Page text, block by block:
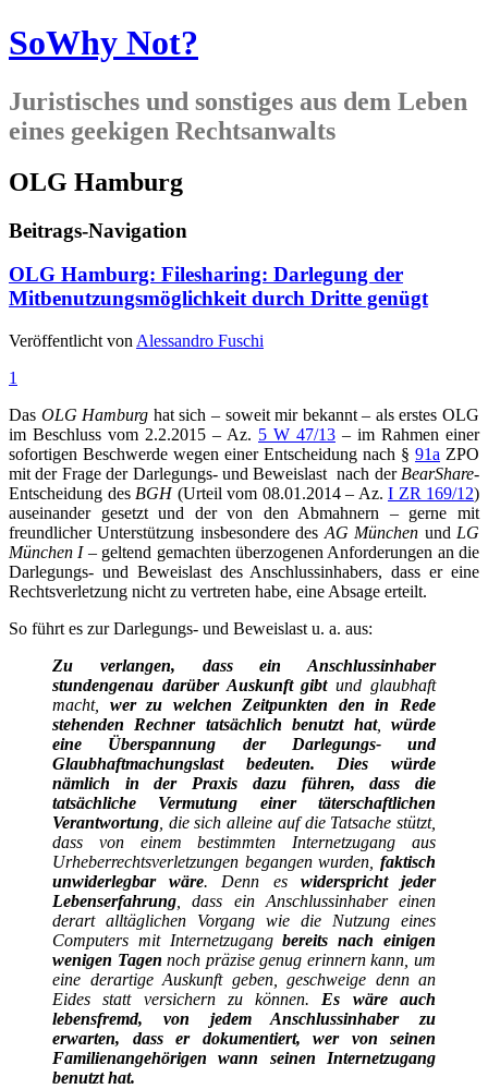
SoWhy Not?
Juristisches und sonstiges aus dem Leben
eines geekigen Rechtsanwalts
OLG Hamburg
Beitrags-Navigation
OLG Hamburg: Filesharing: Darlegung der
Mitbenutzungsmöglichkeit durch Dritte genügt
Veröffentlicht von Alessandro Fuschi
1
Das OLG Hamburg hat sich – soweit mir bekannt – als erstes OLG
im Beschluss vom 2.2.2015 – Az. 5 W 47/13 – im Rahmen einer
sofortigen Beschwerde wegen einer Entscheidung nach § 91a ZPO
mit der Frage der Darlegungs- und Beweislast nach der BearShare-
Entscheidung des BGH(Urteil vom 08.01.2014 – Az. I ZR 169/12)
auseinander gesetzt und der von den Abmahnern – gerne mit
freundlicher Unterstützung insbesondere des AG München und LG
München I– geltend gemachten überzogenen Anforderungen an die
Darlegungs- und Beweislast des Anschlussinhabers, dass er eine
Rechtsverletzung nicht zu vertreten habe, eine Absage erteilt.
So führt es zur Darlegungs- und Beweislast u. a. aus:
Zu verlangen, dass ein Anschlussinhaber
stundengenau darüber Auskunft gibtund glaubhaft
macht, wer zu welchen Zeitpunkten den in Rede
stehenden Rechner tatsächlich benutzt hat,
würde
eine Überspannung der Darlegungs- und
Glaubhaftmachungslast bedeuten. Dies würde
nämlich in der Praxis dazu führen, dass die
tatsächliche Vermutung einer täterschaftlichen
Verantwortung , die sich alleine auf die Tatsache stützt,
dass von einem bestimmten Internetzugang aus
Urheberrechtsverletzungen begangen wurden, faktisch
unwiderlegbar wäre. Denn es widerspricht jeder
Lebenserfahrung , dass ein Anschlussinhaber einen
derart alltäglichen Vorgang wie die Nutzung eines
Computers mit Internetzugangbereits nach einigen
wenigen Tagen noch präzise genug erinnern kann, um
eine derartige Auskunft geben, geschweige denn an
Eides statt versichern zu können. Es wäre auch
lebensfremd, von jedem Anschlussinhaber zu
erwarten, dass er dokumentiert, wer von seinen
Familienangehörigen wann seinen Internetzugang
benutzt hat.